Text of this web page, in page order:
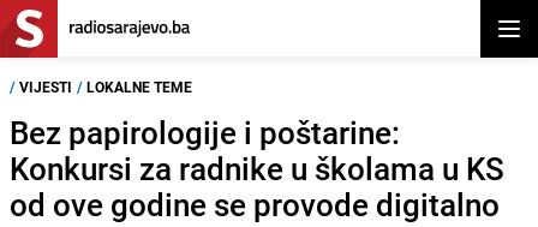
/ VIJESTI / LOKALNE TEME
Bez papirologije i poštarine:
Konkursi za radnike u školama u KS
od ove godine se provode digitalno